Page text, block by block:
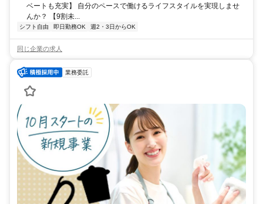
ベートも充実】 自分のペースで働けるライフスタイルを実現しませ
んか？ 【9割未...
シフト自由 即日勤務OK 週2・3日からOK
同じ企業の求人
業務委託